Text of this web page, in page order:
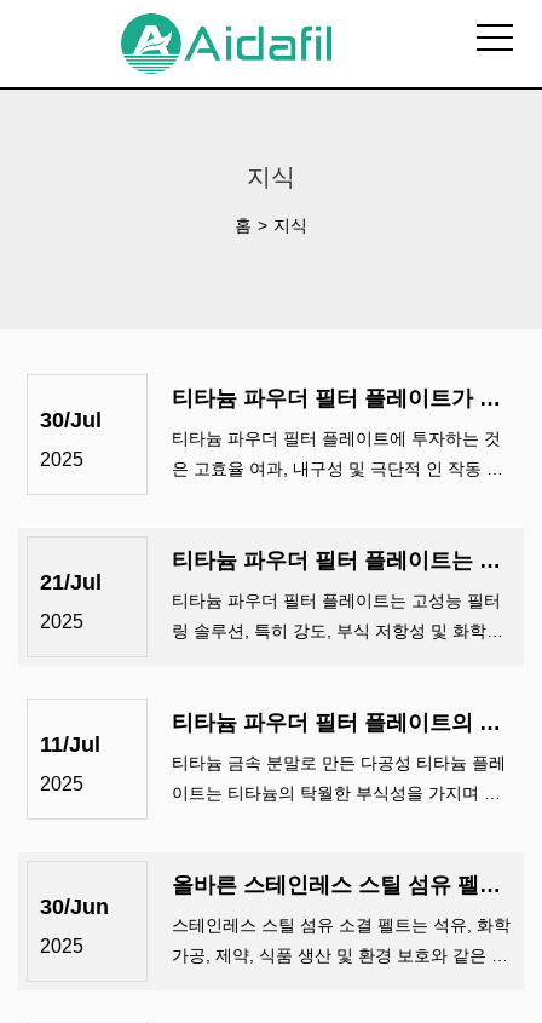
지식
홈 > 지식
30/Jul
2025
티타늄 파우더 필터 플레이트가 투자 할 가치가있는 이유는 무엇입니까?
티타늄 파우더 필터 플레이트에 투자하는 것
은 고효율 여과, 내구성 및 극단적 인 작동 환
필터 플레이트는 기계적 강도의 고유 한 조합
을 제공합니다. ....
21/Jul
2025
티타늄 파우더 필터 플레이트는 어떻게 작동합니까?
티타늄 파우더 필터 플레이트는 고성능 필터
링 솔루션, 특히 강도, 부식 저항성 및 화학적
과 매체입니다. .이 필터 플레이트는 소결 티타
늄 ...로 만들어집니다.
11/Jul
2025
티타늄 파우더 필터 플레이트의 응용은 무엇입니까?
티타늄 금속 분말로 만든 다공성 티타늄 플레
이트는 티타늄의 탁월한 부식성을 가지며 다
성, 고온 ...의 장점이 있습니다.
30/Jun
2025
올바른 스테인레스 스틸 섬유 펠트를 선택하는 방법은 무엇입니까?
스테인레스 스틸 섬유 소결 펠트는 석유, 화학
가공, 제약, 식품 생산 및 환경 보호와 같은 산